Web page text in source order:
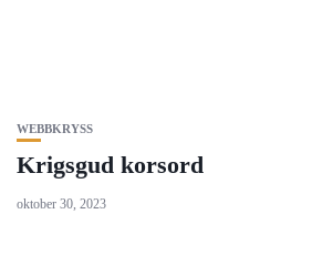
WEBBKRYSS
Krigsgud korsord
oktober 30, 2023